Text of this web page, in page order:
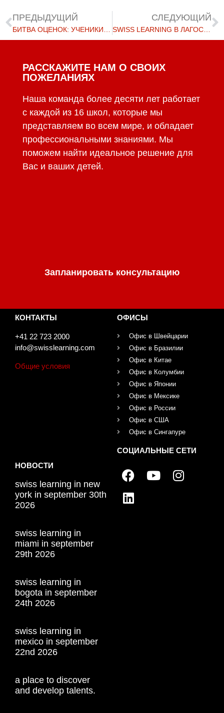
ПРЕДЫДУЩИЙ СЛЕДУЮЩИЙ
SWISS LEARNING В ЛАГОСЕ 7 МАЯ 2025 Г.
РАССКАЖИТЕ НАМ О СВОИХ
ПОЖЕЛАНИЯХ
Наша команда более десяти лет работает
с каждой из 16 школ, которые мы
представляем во всем мире, и обладает
профессиональными знаниями. Мы
поможем найти идеальное решение для
Вас и ваших детей.
Запланировать консультацию
КОНТАКТЫ
+41 22 723 2000
info@swisslearning.com
Общие условия
ОФИСЫ
Офис в Швейцарии
Офис в Бразилии
Офис в Китае
Офис в Колумбии
Офис в Японии
Офис в Мексике
Офис в России
Офис в США
Офис в Сингапуре
НОВОСТИ
swiss learning in new
york in september 30th
2026
swiss learning in
miami in september
29th 2026
swiss learning in
bogota in september
24th 2026
swiss learning in
mexico in september
22nd 2026
a place to discover
and develop talents.
СОЦИАЛЬНЫЕ СЕТИ